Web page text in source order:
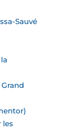
Sauvé
les